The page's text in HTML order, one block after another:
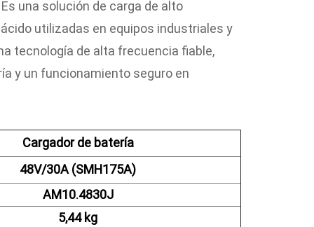
Es una solución de carga de alto
utilizadas en equipos industriales y
tecnología de alta frecuencia fiable,
y un funcionamiento seguro en
Cargador de batería
48V/30A (SMH175A)
AM10.4830J
5,44 kg